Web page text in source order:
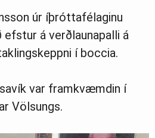
úr íþróttafélaginu
á verðlaunapalli á
í boccia.
var framkvæmdin í
Völsungs.